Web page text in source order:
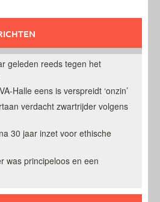
geleden reeds tegen het
Halle eens is verspreidt ‘onzin’
verdacht zwartrijder volgens
30 jaar inzet voor ethische
was principeloos en een